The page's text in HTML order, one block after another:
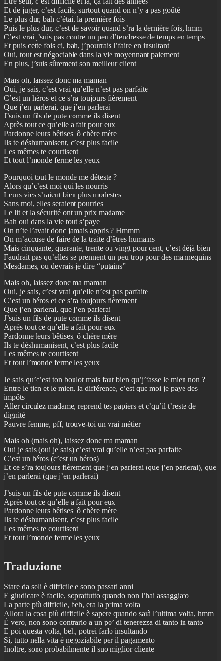
Et de juger, c’est facile, surtout quand on n’y a pas goûté
Le plus dur, bah c’était la première fois
Puis le plus dur, c’est de savoir quand s’ra la dernière fois, hmm
C’est vrai j’suis pas contre un peu d’tendresse de temps en temps
Et puis cette fois ci, bah, j’pourrais l’faire en insultant
Oui, tout est négociable dans la vie moyennant paiement
En plus, j’suis sûrement son meilleur client
Mais oh, laissez donc ma maman
Oui, je sais, c’est vrai qu’elle n’est pas parfaite
C’est un héros et ce s’ra toujours fièrement
Que j’en parlerai, que j’en parlerai
J’suis un fils de pute comme ils disent
Après tout ce qu’elle a fait pour eux
Pardonne leurs bêtises, ô chère mère
Ils te déshumanisent, c’est plus facile
Les mêmes te courtisent
Et tout l’monde ferme les yeux
Pourquoi tout le monde me déteste ?
Alors qu’c’est moi qui les nourris
Leurs vies s’raient bien plus modestes
Sans moi, elles seraient pourries
Le lit et la sécurité ont un prix madame
Bah oui dans la vie tout s’paye
On n’te l’avait donc jamais appris ? Hmmm
On m’accuse de faire de la traite d’êtres humains
Mais cinquante, quarante, trente ou vingt pour cent, c’est déjà bien
Faudrait pas qu’elles se prennent un peu trop pour des mannequins
Mesdames, ou devrais-je dire “putains”
Mais oh, laissez donc ma maman
Oui, je sais, c’est vrai qu’elle n’est pas parfaite
C’est un héros et ce s’ra toujours fièrement
Que j’en parlerai, que j’en parlerai
J’suis un fils de pute comme ils disent
Après tout ce qu’elle a fait pour eux
Pardonne leurs bêtises, ô chère mère
Ils te déshumanisent, c’est plus facile
Les mêmes te courtisent
Et tout l’monde ferme les yeux
Je sais qu’c’est ton boulot mais faut bien qu’j’fasse le mien non ?
Entre le tien et le mien, la différence, c’est que moi je paye des
impôts
Aller circulez madame, reprend tes papiers et c’qu’il t’reste de
dignité
Pauvre femme, pff, trouve-toi un vrai métier
Mais oh (mais oh), laissez donc ma maman
Oui je sais (oui je sais) c’est vrai qu’elle n’est pas parfaite
C’est un héros (c’est un héros)
Et ce s’ra toujours fièrement que j’en parlerai (que j’en parlerai), que
j’en parlerai (que j’en parlerai)
J’suis un fils de pute comme ils disent
Après tout ce qu’elle a fait pour eux
Pardonne leurs bêtises, ô chère mère
Ils te déshumanisent, c’est plus facile
Les mêmes te courtisent
Et tout l’monde ferme les yeux
Traduzione
Stare da soli è difficile e sono passati anni
E giudicare è facile, soprattutto quando non l’hai assaggiato
La parte più difficile, beh, era la prima volta
Allora la cosa più difficile è sapere quando sarà l’ultima volta, hmm
È vero, non sono contrario a un po’ di tenerezza di tanto in tanto
E poi questa volta, beh, potrei farlo insultando
Sì, tutto nella vita è negoziabile per il pagamento
Inoltre, sono probabilmente il suo miglior cliente